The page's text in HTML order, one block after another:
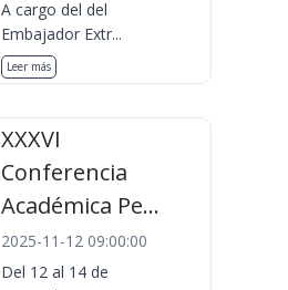
A cargo del del
Embajador Extr...
Leer más
XXXVI
Conferencia
Académica Pe...
2025-11-12 09:00:00
Del 12 al 14 de